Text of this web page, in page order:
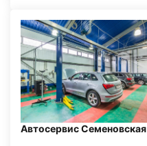
Автосервис Семеновская